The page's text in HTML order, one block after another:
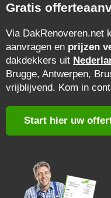
Gratis
Via DakRenoveren.net
aanvragen en prijzen
dakdekkers uit
Brugge, Antwerpen,
vrijblijvend. Kom in
Start hier uw